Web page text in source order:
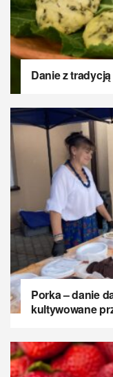
Danie z
Porka – danie
kultywowane